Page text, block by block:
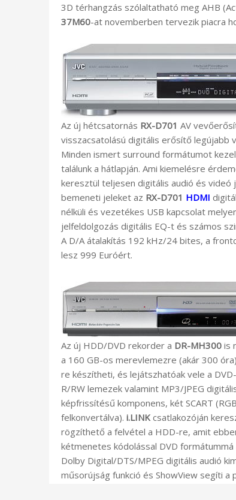
3D térhangzás szólaltatható meg AHB
37M60-at novemberben tervezik piacra
Az új hétcsatornás RX-D701 AV
visszacsatolású digitális erősítő legújabb
Minden ismert surround formátumot
találunk a hátlapján. Ami kiemelésre
keresztül teljesen digitális audió és
bemeneti jeleket az RX-D701 HDMI
nélküli és vezetékes USB kapcsolat
jelfeldolgozás digitális EQ-t és számos
A D/A átalakítás 192 kHz/24 bites, a
lesz 999 Euróért.
Az új HDD/DVD rekorder a DR-MH300 is
a 160 GB-os merevlemezre (akár 300
re készítheti, és lejátszhatóak vele a DVD-
R/RW lemezek valamint MP3/JPEG
képfrissítésű komponens, két SCART
felkonvertálva). i.LINK csatlakozóján
rögzíthető a felvétel a HDD-re, amit
kétmenetes kódolással DVD
Dolby Digital/DTS/MPEG digitális audió
műsorújság funkció és ShowView segíti